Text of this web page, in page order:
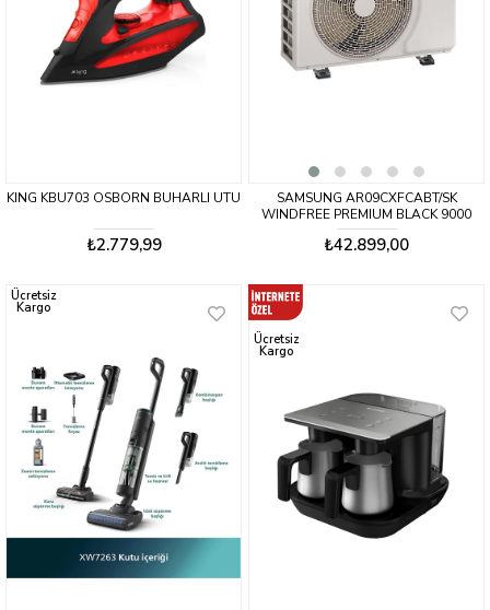
KING KBU703 OSBORN BUHARLI UTU
₺2.779,99
SAMSUNG AR09CXFCABT/SK
WINDFREE PREMIUM BLACK 9000
₺42.899,00
Ücretsiz
Kargo
Ücretsiz
Kargo